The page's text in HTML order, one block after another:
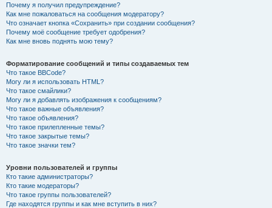
Почему я получил предупреждение?
Как мне пожаловаться на сообщения модератору?
Что означает кнопка «Сохранить» при создании сообщения?
Почему моё сообщение требует одобрения?
Как мне вновь поднять мою тему?
Форматирование сообщений и типы создаваемых тем
Что такое BBCode?
Могу ли я использовать HTML?
Что такое смайлики?
Могу ли я добавлять изображения к сообщениям?
Что такое важные объявления?
Что такое объявления?
Что такое прилепленные темы?
Что такое закрытые темы?
Что такое значки тем?
Уровни пользователей и группы
Кто такие администраторы?
Кто такие модераторы?
Что такое группы пользователей?
Где находятся группы и как мне вступить в них?